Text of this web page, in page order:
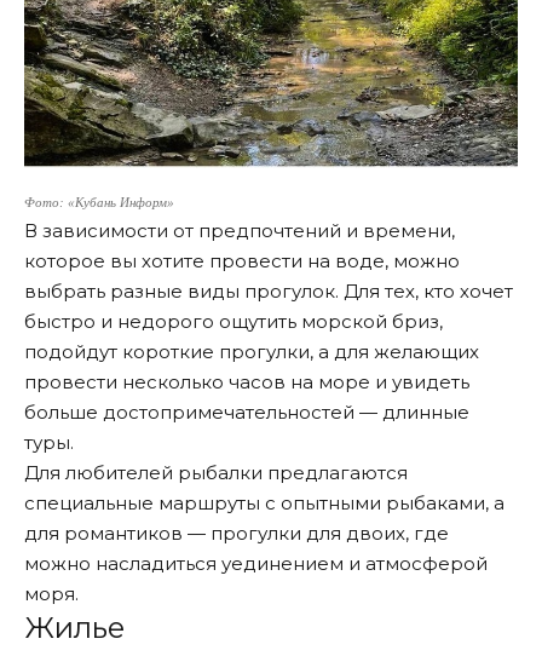
Фото: «Кубань Информ»
В зависимости от предпочтений и времени,
которое вы хотите провести на воде, можно
выбрать разные виды прогулок. Для тех, кто хочет
быстро и недорого ощутить морской бриз,
подойдут короткие прогулки, а для желающих
провести несколько часов на море и увидеть
больше достопримечательностей — длинные
туры.
Для любителей рыбалки предлагаются
специальные маршруты с опытными рыбаками, а
для романтиков — прогулки для двоих, где
можно насладиться уединением и атмосферой
моря.
Жилье